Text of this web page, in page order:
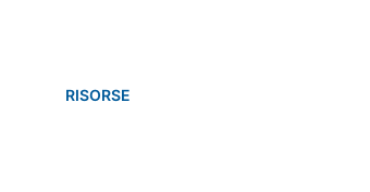
RISORSE